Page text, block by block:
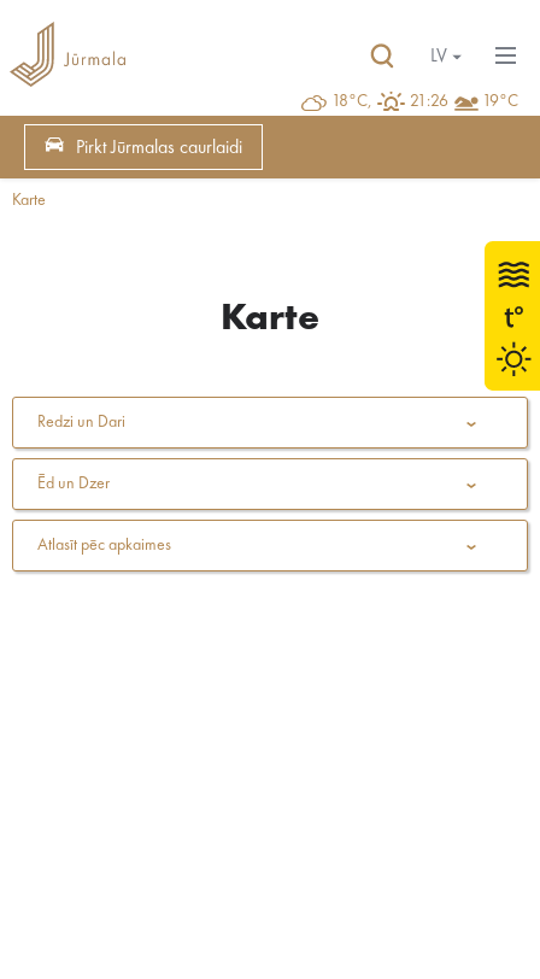
18°C, 21:26 19°C
LV
Pirkt Jūrmalas caurlaidi
Karte
Karte
Redzi un Dari
Ēd un Dzer
Atlasīt pēc apkaimes